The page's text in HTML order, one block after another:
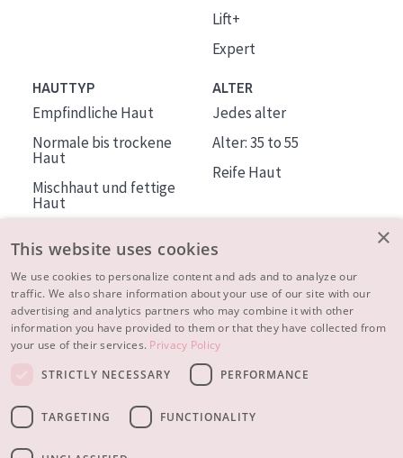
Lift+
Expert
HAUTTYP
Empfindliche Haut
Normale bis trockene
Haut
Mischhaut und fettige
Haut
Haut
ALTER
Jedes alter
Alter: 35 to 55
Reife Haut
ÜBER DIADERMINE
Mehr über uns
Inspiration
×
This website uses cookies
We use cookies to personalize content and ads and to analyze our
traffic. We also share information about your use of our site with our
advertising and analytics partners who may combine it with other
information you have provided to them or that they have collected from
your use of their services. Privacy Policy
STRICTLY NECESSARY
PERFORMANCE
TARGETING FUNCTIONALITY